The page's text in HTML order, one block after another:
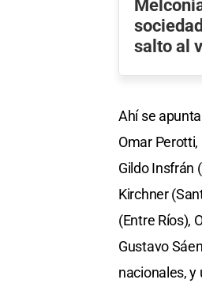
salto al
Ahí se
Omar
Gildo Insfrán
Kirchner
(Entre Ríos),
Gustavo
nacionales,